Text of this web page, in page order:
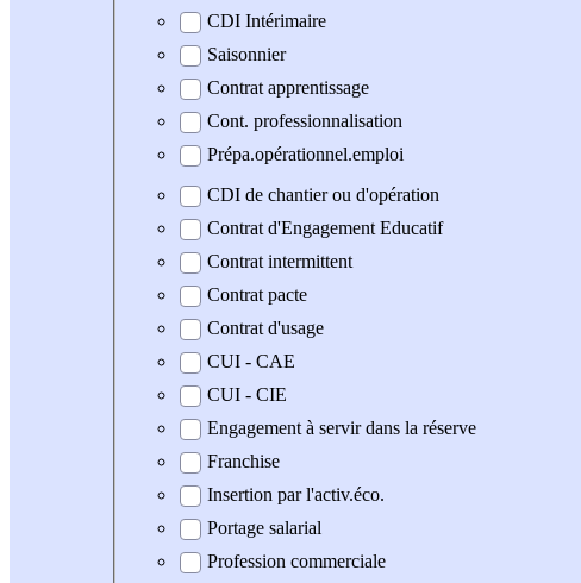
CDI Intérimaire
Saisonnier
Contrat apprentissage
Cont. professionnalisation
Prépa.opérationnel.emploi
CDI de chantier ou d'opération
Contrat d'Engagement Educatif
Contrat intermittent
Contrat pacte
Contrat d'usage
CUI - CAE
CUI - CIE
Engagement à servir dans la réserve
Franchise
Insertion par l'activ.éco.
Portage salarial
Profession commerciale